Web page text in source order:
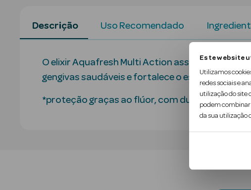
Este website
Utilizamos
redes sociais e
utilização do site
podem combinar
da sua utilização
Descrição Uso Recomendado
O elixir Aquafresh Multi Action assegura a
gengivas saudáveis e fortalece o esmalte com
*proteção graças ao flúor, com duas